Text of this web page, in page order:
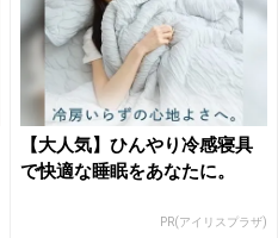
【大人気】ひんやり冷感寝具
で快適な睡眠をあなたに。
PR(アイリスプラザ)